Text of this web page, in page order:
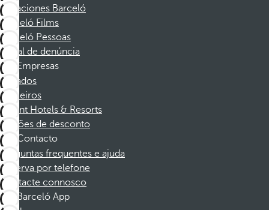
Vacaciones Barceló
Barceló Films
Barceló Pessoas
Canal de denúncia
Empresas
Afiliados
Parceiros
Dorint Hotels & Resorts
Cupões de desconto
Contacto
Perguntas frequentes e ajuda
Reserva por telefone
Contacte connosco
Barceló App